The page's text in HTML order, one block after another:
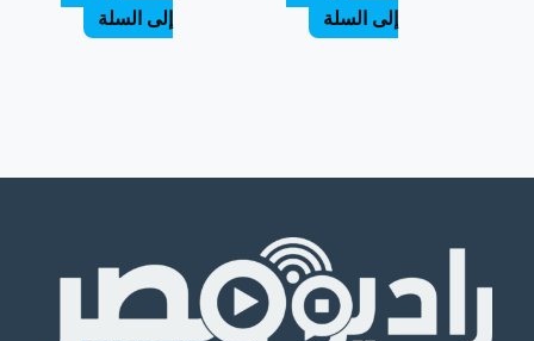
إلى السلة
إلى السلة